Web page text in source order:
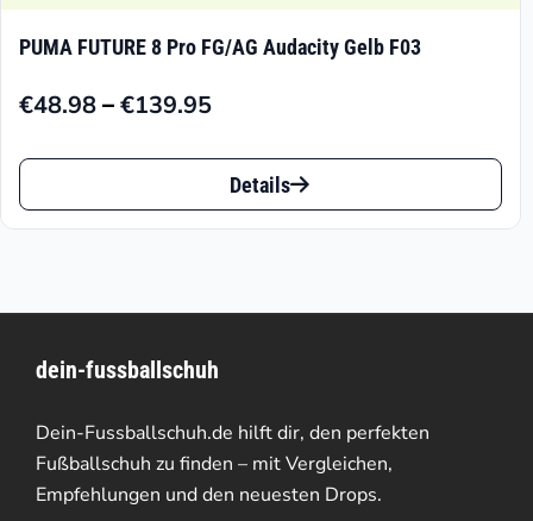
auf
der
Produktseite
auf.
Die
Optionen
können
Produktseite
werden
PUMA FUTURE 8 Pro FG/AG Audacity Gelb F03
€48.98–€139.95
Preisspanne:
€48.98
€139.95
Dieses
Produkt
auf.
Die
Optionen
können
Details
dein-fussballschuh
Dein-Fussballschuh.de hilft dir, den perfekten
Fußballschuh zu finden – mit Vergleichen,
Empfehlungen und den neuesten Drops.